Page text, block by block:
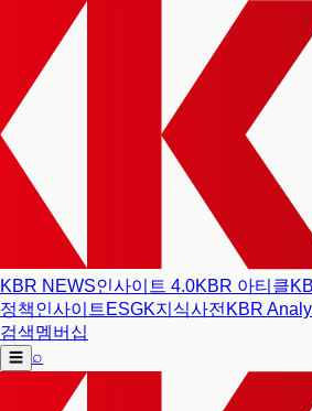
KBR NEWS인사이트 4.0KBR 아티클
정책인사이트 ESGK지식사전 KBR
검색멤버십
☰ ⌕